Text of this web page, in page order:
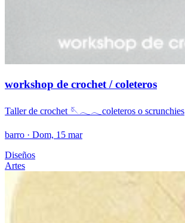
workshop de crochet / coleteros
Taller de crochet 🪡𓂃𓂃coleteros o scrunchies
barro · Dom, 15 mar
Diseños
Artes